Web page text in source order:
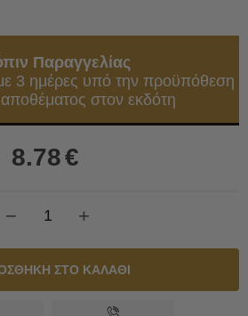
Παραγγελίας
3 ημέρες υπό την προϋπόθεση
αποθέματος στον εκδότη
8.78€
+
−
ΣΤΟ ΚΑΛΑΘΙ